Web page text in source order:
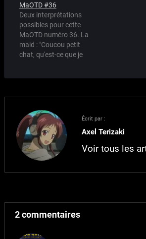
croisement des maids
avec des chats.
MaOTD #36
Deux interprétations
possibles pour cette
MaOTD numéro 36. La
maid : "Coucou petit
chat, qu'est-ce que je
partie du menu?" Le
chat : "..." Allez, une petite
autre en bonus que j'ai
trouvée marrante.…
Écrit par :
Axel Terizaki
Voir tous les
2 commentaires